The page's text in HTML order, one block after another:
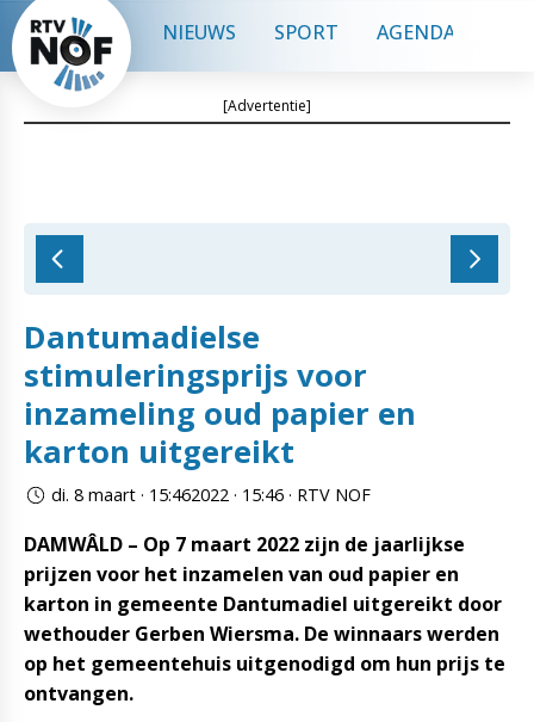
NIEUWS SPORT AGENDA
[Advertentie]
Dantumadielse
stimuleringsprijs voor
inzameling oud papier en
karton uitgereikt
di. 8 maart · 15:462022 · 15:46 · RTV NOF
DAMWÂLD – Op 7 maart 2022 zijn de jaarlijkse
prijzen voor het inzamelen van oud papier en
karton in gemeente Dantumadiel uitgereikt door
wethouder Gerben Wiersma. De winnaars werden
op het gemeentehuis uitgenodigd om hun prijs te
ontvangen.